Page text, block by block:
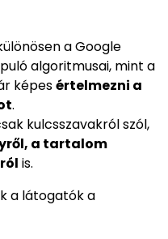
a Google
algoritmusai, mint a
képesértelmezni a
.
kulcsszavakról szól,
a tartalom
is.
a látogatók a